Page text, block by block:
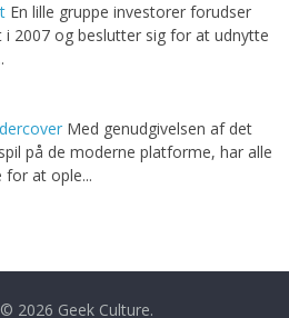
En lille gruppe investorer forudser
i 2007 og beslutter sig for at udnytte
Med genudgivelsen af det
på de moderne platforme, har alle
for at ople...
2026 Geek Culture.